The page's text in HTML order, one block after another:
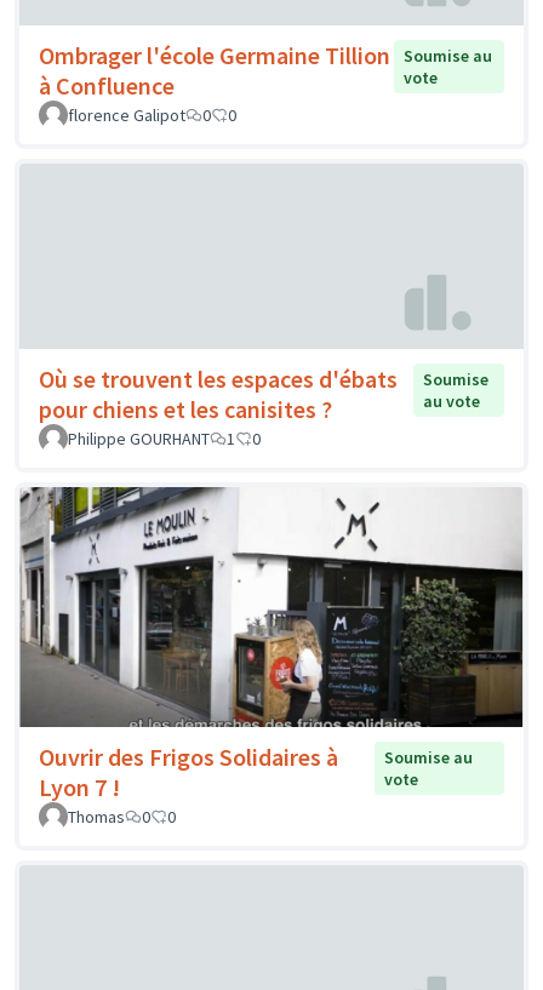
Ombrager l'école Germaine Tillion
à Confluence
Soumise au
vote
florence Galipot
0 0
Où se trouvent les espaces d'ébats
pour chiens et les canisites ?
Soumise
au vote
Philippe GOURHANT
1 0
Ouvrir des Frigos Solidaires à
Lyon 7 !
Soumise au
vote
Thomas
0 0